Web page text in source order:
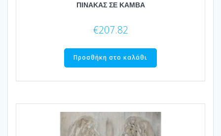
ΠΙΝΑΚΑΣ ΣΕ ΚΑΜΒΑ
€207.82
Προσθήκη στο καλάθι